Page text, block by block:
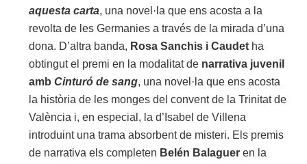
aquesta carta, una novel·la que ens acosta a la
revolta de les Germanies a través de la mirada d’una
dona. D’altra banda, Rosa Sanchis i Caudet ha
obtingut el premi en la modalitat de narrativa juvenil
ambCinturó de sang, una novel·la que ens acosta
la història de les monges del convent de la Trinitat de
València i, en especial, la d’Isabel de Villena
introduint una trama absorbent de misteri. Els premis
de narrativa els completen Belén Balaguer en la